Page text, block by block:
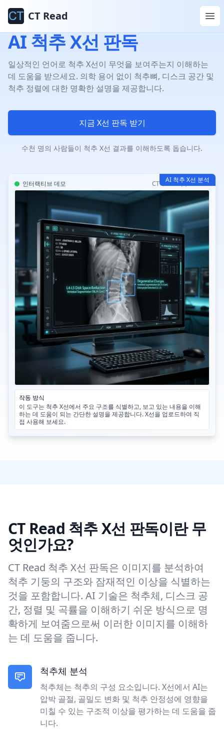
CT Read
AI 척추 X선 판독
일상적인 언어로 척추 X선이 무엇을 보여주는지 이해하는
데 도움을 받으세요. 의학 용어 없이 척추뼈, 디스크 공간 및
척추 정렬에 대한 명확한 설명을 제공합니다.
지금 X선 판독 받기
수천 명의 사람들이 척추 X선 결과를 이해하도록 돕습니다.
AI 척추 X선 분석
인터랙티브 데모 CT-Read 척추 AI v3.2
작동 방식
이 도구는 척추 X선에서 주요 구조를 식별하고, 보고 있는 내용을 이해
하는 데 도움이 되는 간단한 설명을 제공합니다. X선을 업로드하여 직
접 사용해 보세요.
CT Read 척추 X선 판독이란 무
엇인가요?
CT Read 척추 X선 판독은 이미지를 분석하여
척추 기둥의 구조와 잠재적인 이상을 식별하는
것을 포함합니다. AI 기술은 척추체, 디스크 공
간, 정렬 및 곡률을 이해하기 쉬운 방식으로 명
확하게 보여줌으로써 이러한 이미지를 이해하
는 데 도움을 줍니다.
척추체 분석
척추체는 척추의 구성 요소입니다. X선에서 AI는
압박 골절, 골밀도 변화 및 척추 안정성에 영향을
미칠 수 있는 구조적 이상을 평가하는 데 도움을 줍
니다.